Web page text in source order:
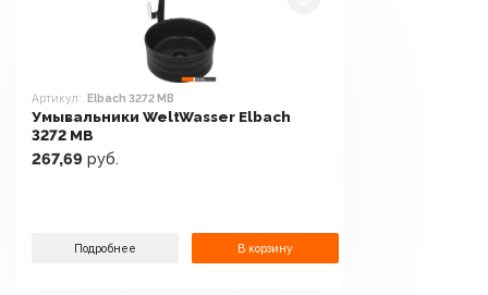
Артикул: Elbach 3272 MB
Умывальники WeltWasser Elbach
3272 MB
267,69 руб.
Подробнее В корзину